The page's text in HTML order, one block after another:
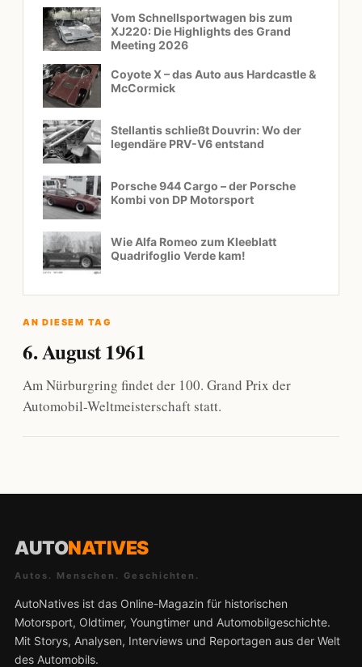
Vom Schnellsportwagen bis zum
XJ220: Die Highlights des Grand
Meeting 2026
Coyote X – das Auto aus Hardcastle &
McCormick
Stellantis schließt Douvrin: Wo der
legendäre PRV-V6 entstand
Porsche 944 Cargo – der Porsche
Kombi von DP Motorsport
Wie Alfa Romeo zum Kleeblatt
Quadrifoglio Verde kam!
AN DIESEM TAG
6. August 1961
Am Nürburgring findet der 100. Grand Prix der
Automobil-Weltmeisterschaft statt.
AUTONATIVES
Autos. Menschen. Geschichten.
AutoNatives ist das Online-Magazin für historischen
Motorsport, Oldtimer, Youngtimer und Automobilgeschichte.
Mit Storys, Analysen, Interviews und Reportagen aus der Welt
des Automobils.